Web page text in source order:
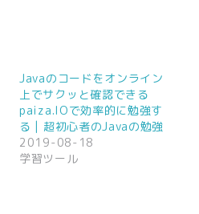
Javaのコードをオンライン
上でサクッと確認できる
paiza.IOで効率的に勉強す
る | 超初心者のJavaの勉強
2019-08-18
学習ツール